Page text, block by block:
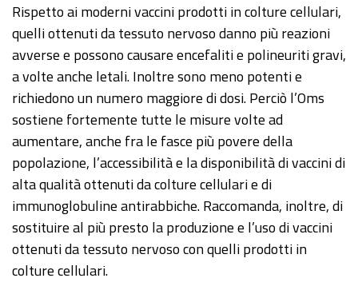
Rispetto ai moderni vaccini prodotti in colture cellulari,
quelli ottenuti da tessuto nervoso danno più reazioni
avverse e possono causare encefaliti e polineuriti gravi,
a volte anche letali. Inoltre sono meno potenti e
richiedono un numero maggiore di dosi. Perciò l’Oms
sostiene fortemente tutte le misure volte ad
aumentare, anche fra le fasce più povere della
popolazione, l’accessibilità e la disponibilità di vaccini di
alta qualità ottenuti da colture cellulari e di
immunoglobuline antirabbiche. Raccomanda, inoltre, di
sostituire al più presto la produzione e l’uso di vaccini
ottenuti da tessuto nervoso con quelli prodotti in
colture cellulari.